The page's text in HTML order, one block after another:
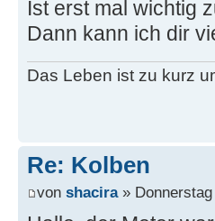
Ist erst mal wichtig
Dann kann ich dir
Das Leben ist zu kurz
Re: Kolben
von shacira» Donnerstag